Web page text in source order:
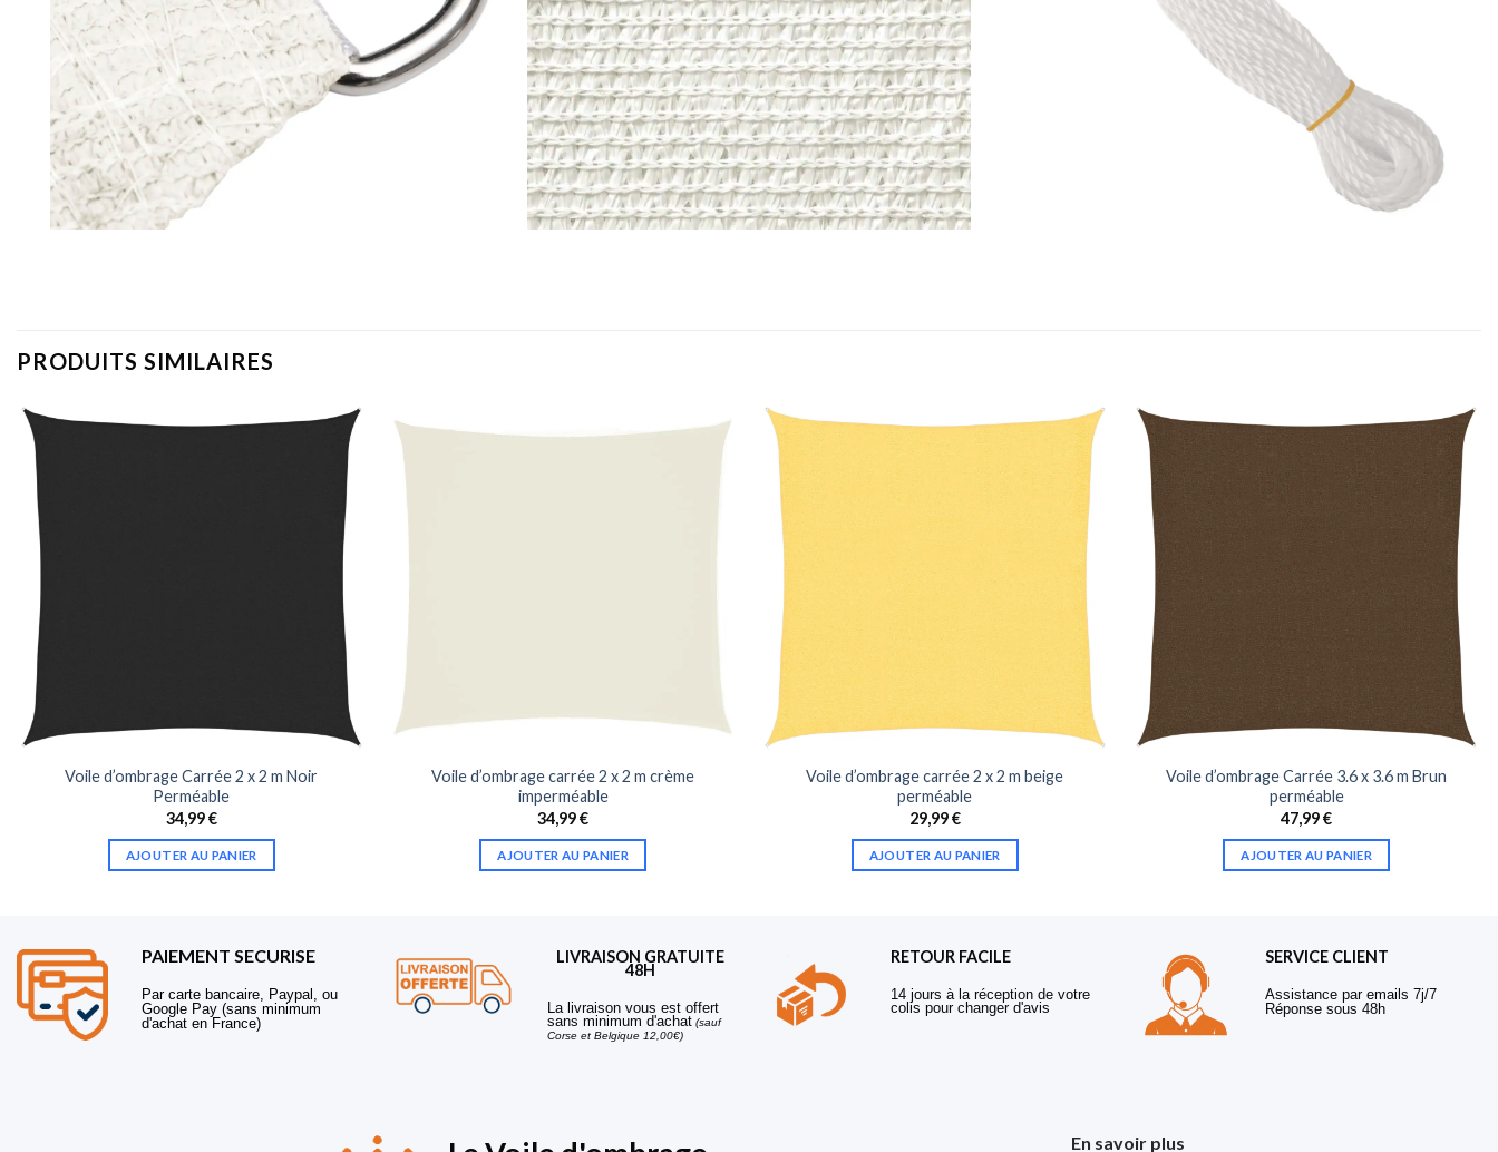
PRODUITS SIMILAIRES
Voile d’ombrage Carrée 2 x 2 m Noir
Perméable
34,99€
AJOUTER AU PANIER
Voile d’ombrage carrée 2 x 2 m crème
imperméable
34,99€
AJOUTER AU PANIER
Voile d’ombrage carrée 2 x 2 m beige
perméable
29,99€
AJOUTER AU PANIER
Voile d’ombrage Carrée 3.6 x 3.6 m Brun
perméable
47,99€
AJOUTER AU PANIER
PAIEMENT SECURISE
Par carte bancaire, Paypal, ou
Google Pay (sans minimum
d'achat en France)
LIVRAISON GRATUITE
48H
La livraison vous est offert
sans minimum d'achat (sauf
Corse et Belgique 12,00€)
RETOUR FACILE
14 jours à la réception de votre
colis pour changer d'avis
SERVICE CLIENT
Assistance par emails 7j/7
Réponse sous 48h
En savoir plus